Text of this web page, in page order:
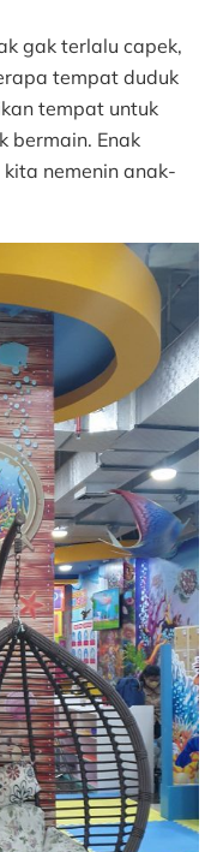
gak terlalu capek,
tempat duduk
tempat untuk
bermain. Enak
nemenin anak-